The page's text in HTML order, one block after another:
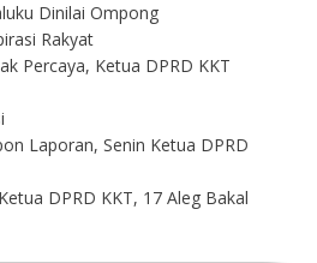
Dinilai Ompong
Rakyat
Percaya, Ketua DPRD KKT
Laporan, Senin Ketua DPRD
DPRD KKT, 17 Aleg Bakal